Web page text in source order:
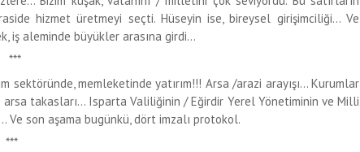
hizmet üretmeyi seçti. Hüseyin ise, bireysel girişimciliği… Ve
iş aleminde büyükler arasına girdi…
memleketinde yatırım!!! Arsa /arazi arayışı… Kurumlar
takasları… Isparta Valiliğinin / Eğirdir Yerel Yönetiminin ve Milli
son aşama bugünkü, dört imzalı protokol.